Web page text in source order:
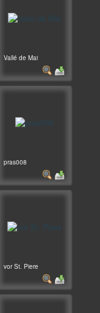
Vallé de Mai
pras008
vor St. Piere